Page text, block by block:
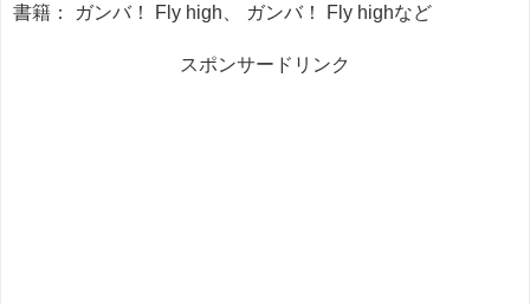
書籍： ガンバ！ Fly high、 ガンバ！ Fly highなど
スポンサードリンク